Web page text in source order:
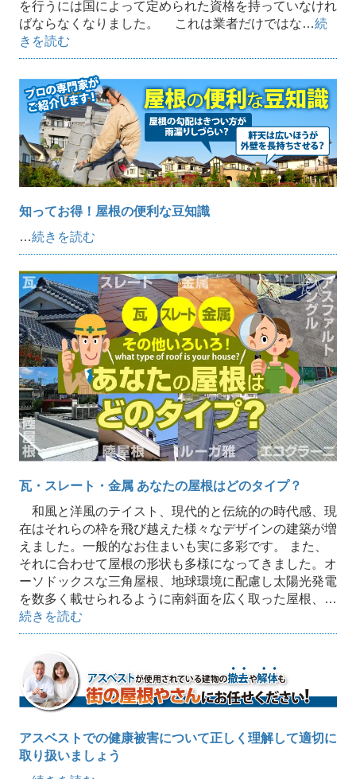
を行うには国によって定められた資格を持っていなけれ
ばならなくなりました。 これは業者だけではな…続
きを読む
知ってお得！屋根の便利な豆知識
…続きを読む
瓦・スレート・金属 あなたの屋根はどのタイプ？
和風と洋風のテイスト、現代的と伝統的の時代感、現
在はそれらの枠を飛び越えた様々なデザインの建築が増
えました。一般的なお住まいも実に多彩です。 また、
それに合わせて屋根の形状も多様になってきました。オ
ーソドックスな三角屋根、地球環境に配慮し太陽光発電
を数多く載せられるように南斜面を広く取った屋根、…
続きを読む
アスベストでの健康被害について正しく理解して適切に
取り扱いましょう